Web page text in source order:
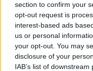
section to confirm your
opt-out request is
interest-based ads
us or personal
your opt-out. You may
disclosure of your
IAB’s list of
El equipo dirigido por
buenos jugadores,
Ronaldo (Al-Nassr),
magia de Bruno
la escuadra lusa tiene
Bernardo Silva, Rúben